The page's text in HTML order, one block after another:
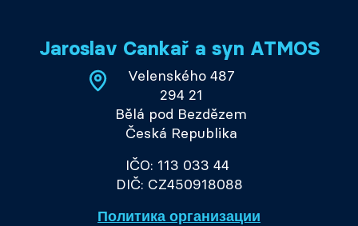
Jaroslav Cankař a syn ATMOS
Velenského 487
294 21
Bělá pod Bezdězem
Česká Republika
IČO: 113 033 44
DIČ: CZ450918088
Политика организации